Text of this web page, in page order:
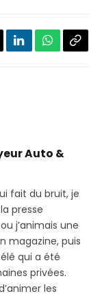
LinkedInWhatsApp
Auto &
fait du bruit, je
presse
j’animais une
magazine, puis
qui a été
privées.
les